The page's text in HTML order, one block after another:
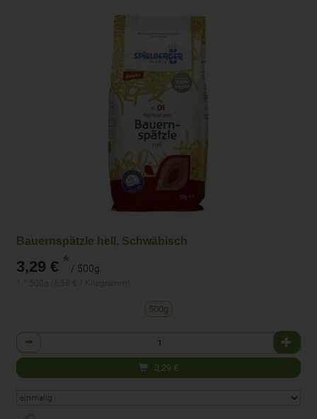
Bauernspätzle hell, Schwäbisch
3,29 € * / 500g
500g
Anzahl
3,29 €